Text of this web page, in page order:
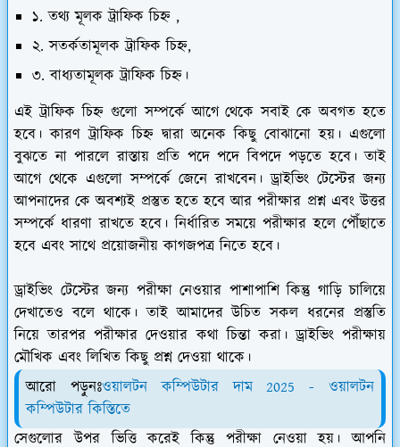
১. তথ্য মূলক ট্রাফিক চিহ্ন ,
২. সতর্কতামূলক ট্রাফিক চিহ্ন,
৩. বাধ্যতামূলক ট্রাফিক চিহ্ন।
এই ট্রাফিক চিহ্ন গুলো সম্পর্কে আগে থেকে সবাই কে অবগত হতে
হবে। কারণ ট্রাফিক চিহ্ন দ্বারা অনেক কিছু বোঝানো হয়। এগুলো
বুঝতে না পারলে রাস্তায় প্রতি পদে পদে বিপদে পড়তে হবে। তাই
আগে থেকে এগুলো সম্পর্কে জেনে রাখবেন। ড্রাইভিং টেস্টের জন্য
আপনাদের কে অবশ্যই প্রস্তুত হতে হবে আর পরীক্ষার প্রশ্ন এবং উত্তর
সম্পর্কে ধারণা রাখতে হবে। নির্ধারিত সময়ে পরীক্ষার হলে পৌঁছাতে
হবে এবং সাথে প্রয়োজনীয় কাগজপত্র নিতে হবে।
ড্রাইভিং টেস্টের জন্য পরীক্ষা নেওয়ার পাশাপাশি কিন্তু গাড়ি চালিয়ে
দেখাতেও বলে থাকে। তাই আমাদের উচিত সকল ধরনের প্রস্তুতি
নিয়ে তারপর পরীক্ষার দেওয়ার কথা চিন্তা করা। ড্রাইভিং পরীক্ষায়
মৌখিক এবং লিখিত কিছু প্রশ্ন দেওয়া থাকে।
আরো পড়ুনঃওয়ালটন কম্পিউটার দাম 2025 - ওয়ালটন
কম্পিউটার কিস্তিতে
সেগুলোর উপর ভিত্তি করেই কিন্তু পরীক্ষা নেওয়া হয়। আপনি